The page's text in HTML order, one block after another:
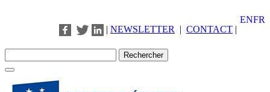
FR
EN
| NEWSLETTER | CONTACT |